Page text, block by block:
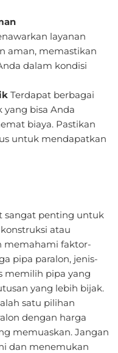
layanan
aman, memastikan
dalam kondisi
Terdapat berbagai
bisa Anda
biaya. Pastikan
untuk mendapatkan
sangat penting untuk
atau
memahami faktor-
pipa paralon, jenis-
memilih pipa yang
yang lebih bijak.
satu pilihan
dengan harga
memuaskan. Jangan
dan menemukan